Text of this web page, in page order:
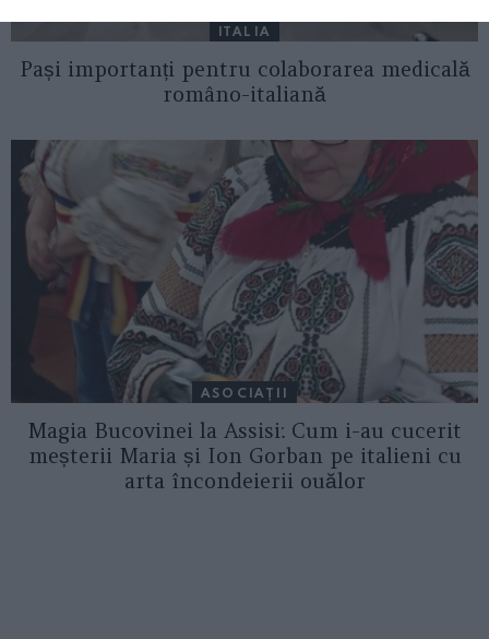
ITALIA
Pași importanți pentru colaborarea medicală
româno-italiană
ASOCIAŢII
Magia Bucovinei la Assisi: Cum i-au cucerit
meșterii Maria și Ion Gorban pe italieni cu
arta încondeierii ouălor